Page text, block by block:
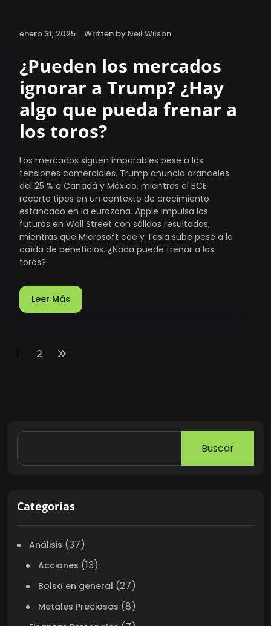
enero 31, 2025| Written by Neil Wilson
¿Pueden los mercados
ignorar a Trump? ¿Hay
algo que pueda frenar a
los toros?
Los mercados siguen imparables pese a las
tensiones comerciales. Trump anuncia aranceles
del 25 % a Canadá y México, mientras el BCE
recorta tipos en un contexto de crecimiento
estancado en la eurozona. Apple impulsa los
futuros en Wall Street con sólidos resultados,
mientras que Microsoft cae y Tesla sube pese a la
caída de beneficios. ¿Nada puede frenar a los
toros?
Leer Más
2
Buscar
Categorias
Análisis (37)
Acciones (13)
Bolsa en general (27)
Metales Preciosos (8)